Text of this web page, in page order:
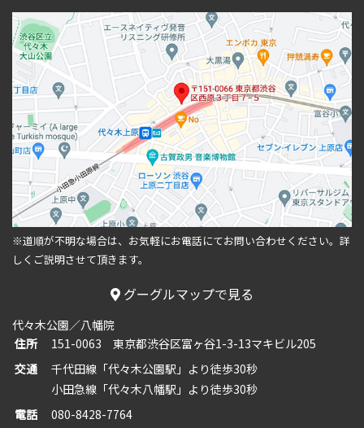
※道順が不明な場合は、お気軽にお電話にてお問い合わせください。 詳
しくご説明させて頂きます。
グーグルマップで見る
代々木公園／八幡院
住所
151-0063 東京都渋谷区富ヶ谷1-3-13マキビル205
交通
千代田線「代々木公園駅」より徒歩30秒
小田急線「代々木八幡駅」より徒歩30秒
電話
080-8428-7764